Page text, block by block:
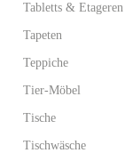
Tabletts & Etageren
Tapeten
Teppiche
Tier-Möbel
Tische
Tischwäsche